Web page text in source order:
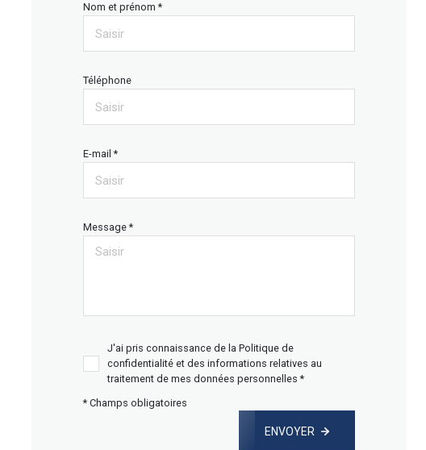
Nom et prénom *
Téléphone
E-mail *
Message *
J'ai pris connaissance de la Politique de
confidentialité et des informations relatives au
traitement de mes données personnelles *
* Champs obligatoires
ENVOYER